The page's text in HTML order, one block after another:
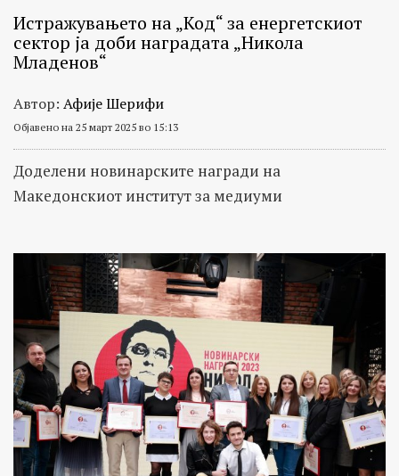
Истражувањето на „Код“ за енергетскиот
сектор ја доби наградата „Никола
Младенов“
Автор: Афије Шерифи
Објавено на 25 март 2025 во 15:13
Доделени новинарските награди на
Македонскиот институт за медиуми